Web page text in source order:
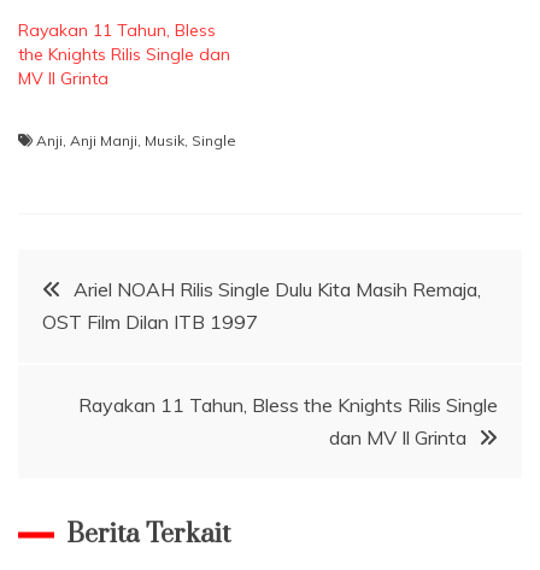
Rayakan 11 Tahun, Bless
the Knights Rilis Single dan
MV Il Grinta
Anji, Anji Manji, Musik, Single
Navigasi
pos
Ariel NOAH Rilis Single Dulu Kita Masih Remaja,
OST Film Dilan ITB 1997
Rayakan 11 Tahun, Bless the Knights Rilis Single
dan MV Il Grinta
Berita Terkait